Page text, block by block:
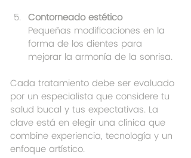
Contorneado estético
Pequeñas modificaciones en la
forma de los dientes para
mejorar la armonía de la sonrisa.
Cada tratamiento debe ser evaluado
por un especialista que considere tu
salud bucal y tus expectativas. La
clave está en elegir una clínica que
combine experiencia, tecnología y un
enfoque artístico.